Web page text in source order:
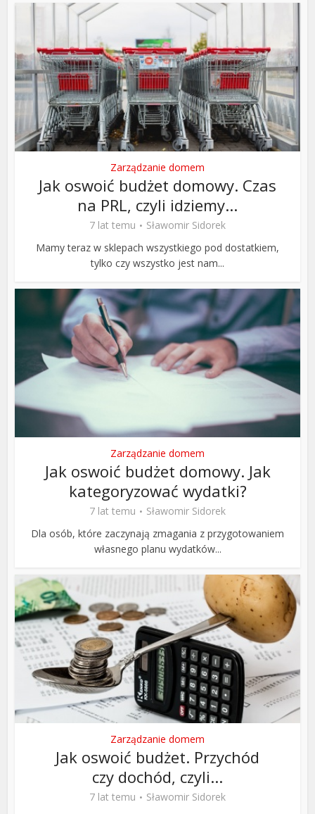
Zarządzanie domem
Jak oswoić budżet domowy. Czas
na PRL, czyli idziemy...
7 lat temu
Sławomir Sidorek
Mamy teraz w sklepach wszystkiego pod dostatkiem,
tylko czy wszystko jest nam...
Zarządzanie domem
Jak oswoić budżet domowy. Jak
kategoryzować wydatki?
7 lat temu
Sławomir Sidorek
Dla osób, które zaczynają zmagania z przygotowaniem
własnego planu wydatków...
Zarządzanie domem
Jak oswoić budżet. Przychód
czy dochód, czyli...
7 lat temu
Sławomir Sidorek